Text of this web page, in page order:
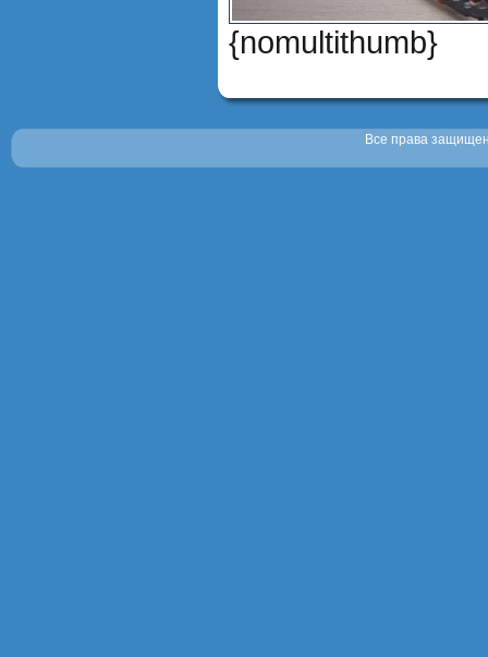
{nomultithumb}
Все права